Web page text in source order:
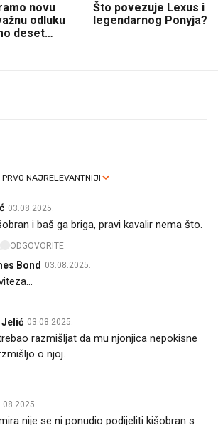
novu
odluku
deset
Što povezuje Lexus i
legendarnog Ponyja?
03.08.2025.
i baš ga briga, pravi kavalir nema što.
ODGOVORITE
Bond 03.08.2025.
03.08.2025.
razmišljat da mu njonjica nepokisne
o njoj.😁😁😁
nije se ni ponudio podijeliti kišobran s